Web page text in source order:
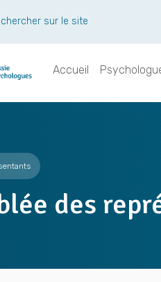
sur le site
Accueil
des